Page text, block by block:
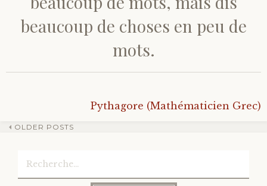
beaucoup de choses en peu de
mots.
Pythagore (Mathématicien Grec)
Navigation
OLDER POSTS